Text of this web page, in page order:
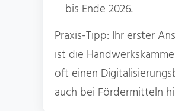
bis Ende 2026.
Praxis-Tipp: Ihr erster
ist die
oft einen
auch bei Fördermitteln